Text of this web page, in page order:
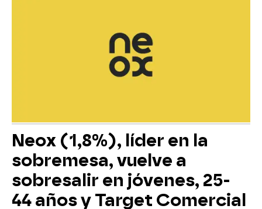
Neox (1,8%), líder en la
sobremesa, vuelve a
sobresalir en jóvenes, 25-
44 años y Target Comercial